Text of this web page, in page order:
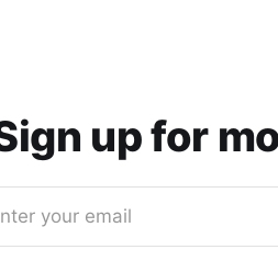
up for
your email